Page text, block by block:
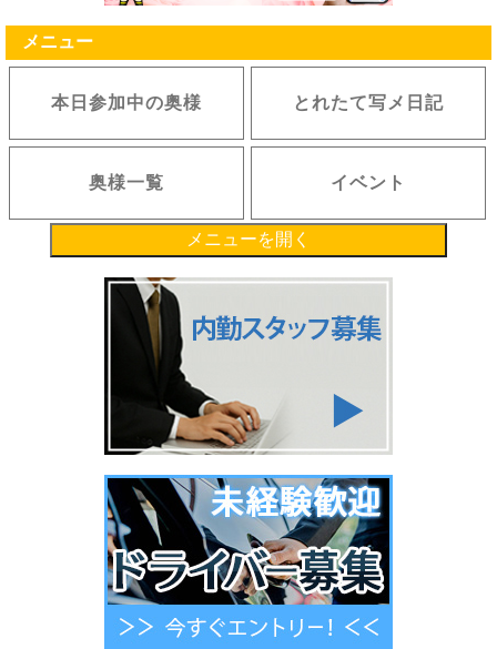
メニュー
本日参加中の奥様 とれたて写メ日記
奥様一覧 イベント
メニューを開く